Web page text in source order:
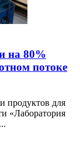
на 80%
потоке
продуктов для
«Лаборатория